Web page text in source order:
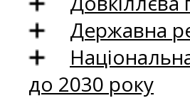
Державна
до 2030 року